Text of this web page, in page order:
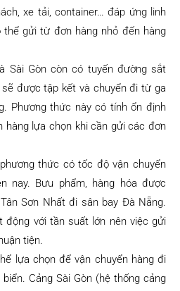
xe tải, container… đáp ứng linh
gửi từ đơn hàng nhỏ đến hàng
Sài Gòn còn có tuyến đường sắt
được tập kết và chuyển đi từ ga
Phương thức này có tính ổn định
hàng lựa chọn khi cần gửi các đơn
thức có tốc độ vận chuyển
nay. Bưu phẩm, hàng hóa được
Sơn Nhất đi sân bay Đà Nẵng.
động với tần suất lớn nên việc gửi
tiện.
lựa chọn để vận chuyển hàng đi
Cảng Sài Gòn (hệ thống cảng